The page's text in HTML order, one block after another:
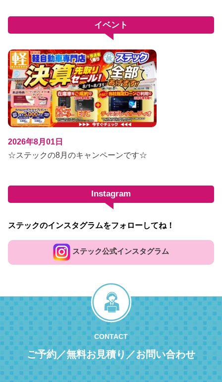
イベント
2026年8月01日
☆ステックの8月のキャンペーンです☆
Instagram
ステックのインスタグラムをフォローしてね！
ステック公式インスタグラム
CONTACT
ご予約／無料お見積り／お問い合わせ